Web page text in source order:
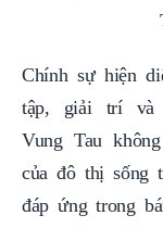
Chính sự hiện
tập, giải trí và
Vung Tau
của đô thị sống
đáp ứng trong